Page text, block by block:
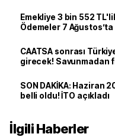
Emekliye 3 bin 552
Ödemeler 7 Ağustos’ta
CAATSA sonrası
girecek! Savunmadan
SON DAKİKA: Haziran
belli oldu! İTO açıkladı
İlgili Haberler